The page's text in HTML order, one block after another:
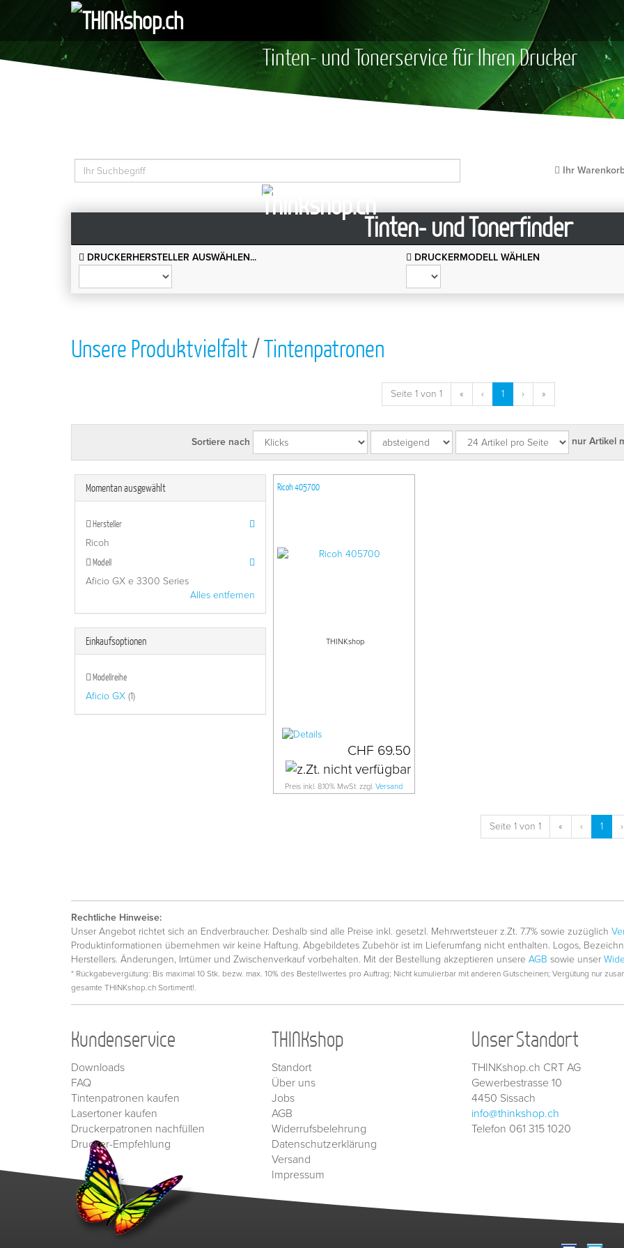
Tinten- und Tonerservice für Ihren Drucker
Ihr
Tinten- und Tonerfinder
DRUCKERHERSTELLER AUSWÄHLEN... DRUCKERMODELL WÄHLEN
Unsere Produktvielfalt/Tintenpatronen
Seite 1 von 1 « ‹ 1 › »
Sortiere nach nur Artikel
Momentan ausgewählt
Hersteller
Ricoh
Modell
Aficio GX e 3300 Series
Alles entfernen
Einkaufsoptionen
Modellreihe
Aficio GX (1)
Ricoh 405700
THINKshop
CHF 69.50
Preis inkl. 8.10% MwSt. zzgl.Versand
Seite 1 von 1 « ‹ 1 ›
Rechtliche Hinweise:
Unser Angebot richtet sich an Endverbraucher. Deshalb sind alle Preise inkl. gesetzl. Mehrwertsteuer z.Zt. 7.7% sowie zuzüglich
Produktinformationen übernehmen wir keine Haftung. Abgebildetes Zubehör ist im Lieferumfang nicht enthalten. Logos,
Herstellers. Änderungen, Irrtümer und Zwischenverkauf vorbehalten. Mit der Bestellung akzeptieren unsere AGB sowie unser
* Rückgabevergütung: Bis maximal 10 Stk. bezw. max. 10% des Bestellwertes pro Auftrag; Nicht kumulierbar mit anderen Gutscheinen; Vergütung nur
gesamte THINKshop.ch Sortiment!.
Kundenservice
Downloads
FAQ
Tintenpatronen kaufen
Lasertoner kaufen
Druckerpatronen nachfüllen
Drucker-Empfehlung
THINKshop
Standort
Über uns
Jobs
AGB
Widerrufsbelehrung
Datenschutzerklärung
Versand
Impressum
Unser Standort
THINKshop.ch CRT AG
Gewerbestrasse 10
4450 Sissach
info@thinkshop.ch
Telefon 061 315 1020